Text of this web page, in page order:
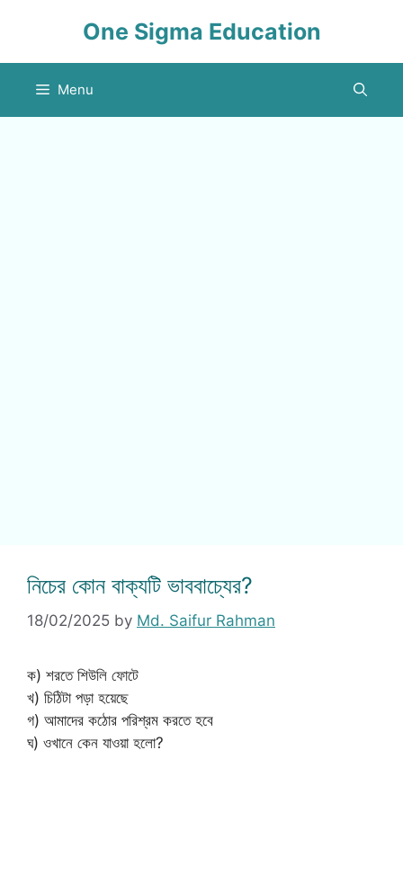
One Sigma Education
Menu
নিচের কোন বাক্যটি ভাববাচ্যের?
18/02/2025 by Md. Saifur Rahman
ক) শরতে শিউলি ফোটে
খ) চিঠিটা পড়া হয়েছে
গ) আমাদের কঠোর পরিশ্রম করতে হবে
ঘ) ওখানে কেন যাওয়া হলো?